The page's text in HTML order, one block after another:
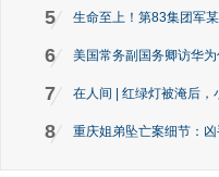
5 生命至上！第83集团军
6 美国常务副国务卿访华
7 在人间 | 红绿灯被淹后
8 重庆姐弟坠亡案细节：